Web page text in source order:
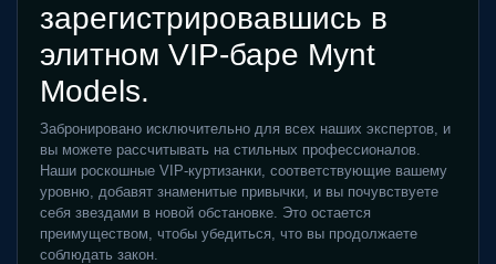
зарегистрировавшись в
элитном VIP-баре Mynt
Models.
Забронировано исключительно для всех наших экспертов, и
вы можете рассчитывать на стильных профессионалов.
Наши роскошные VIP-куртизанки, соответствующие вашему
уровню, добавят знаменитые привычки, и вы почувствуете
себя звездами в новой обстановке. Это остается
преимуществом, чтобы убедиться, что вы продолжаете
соблюдать закон.